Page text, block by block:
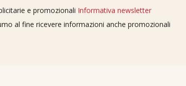
e promozionali Informativa newsletter
al fine ricevere informazioni anche promozionali